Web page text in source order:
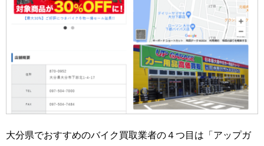
大分県でおすすめのバイク買取業者の４つ目は「アップガ